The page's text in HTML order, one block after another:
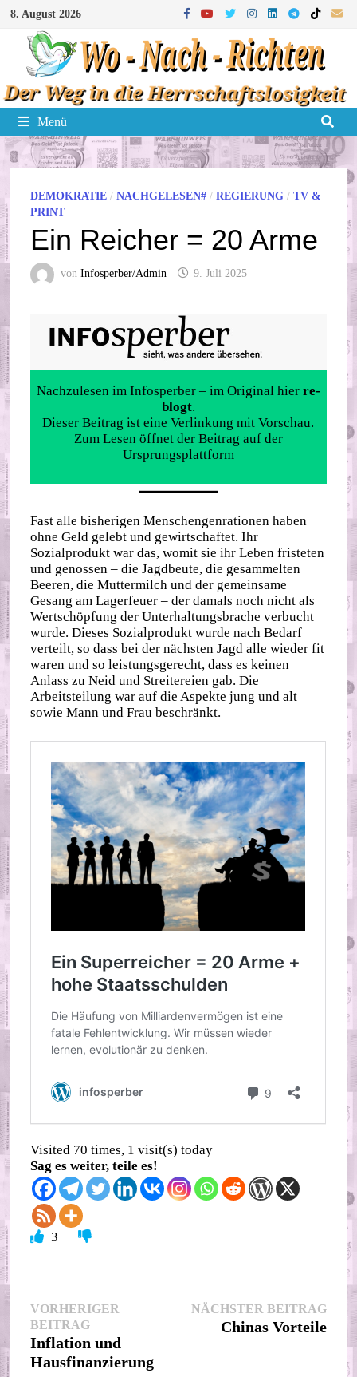
Zum
Inhalt
springen
8. August 2026
Menü
DEMOKRATIE /NACHGELESEN# /REGIERUNG /TV &
PRINT
Ein Reicher = 20 Arme
vonInfosperber/Admin 9. Juli 2025
Nachzulesen im Infosperber – im Original hier re-
blogt.
Dieser Beitrag ist eine Verlinkung mit Vorschau.
Zum Lesen öffnet der Beitrag auf der
Ursprungsplattform
Fast alle bisherigen Menschengenrationen haben
ohne Geld gelebt und gewirtschaftet. Ihr
Sozialprodukt war das, womit sie ihr Leben fristeten
und genossen – die Jagdbeute, die gesammelten
Beeren, die Muttermilch und der gemeinsame
Gesang am Lagerfeuer – der damals noch nicht als
Wertschöpfung der Unterhaltungsbrache verbucht
wurde. Dieses Sozialprodukt wurde nach Bedarf
verteilt, so dass bei der nächsten Jagd alle wieder fit
waren und so leistungsgerecht, dass es keinen
Anlass zu Neid und Streitereien gab. Die
Arbeitsteilung war auf die Aspekte jung und alt
sowie Mann und Frau beschränkt.
Visited 70 times, 1 visit(s) today
Sag es weiter, teile es!
3
Beitragsnavigation
VORHERIGER
BEITRAGVorheriger
Beitrag:
Inflation und
Hausfinanzierung
NÄCHSTER BEITRAG
Chinas Vorteile